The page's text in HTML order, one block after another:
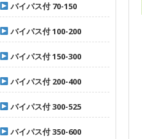
バイパス付 70-150
バイパス付 100-200
バイパス付 150-300
バイパス付 200-400
バイパス付 300-525
バイパス付 350-600